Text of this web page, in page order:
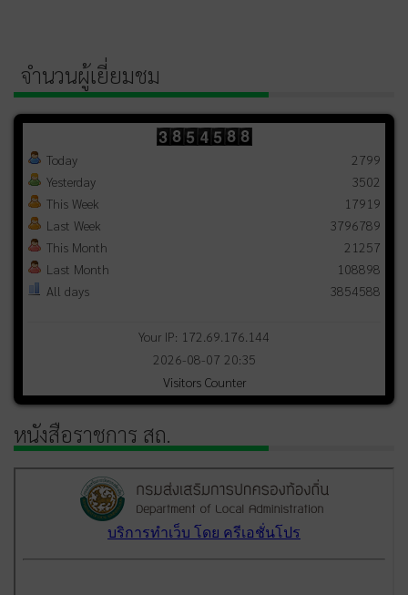
จำนวนผู้เยี่ยมชม
Today
Yesterday
This Week
Last Week
This Month
Last Month
All days
2799
3502
17919
3796789
21257
108898
3854588
Your IP: 172.69.176.144
2026-08-07 20:35
Visitors Counter
หนังสือราชการ สถ.